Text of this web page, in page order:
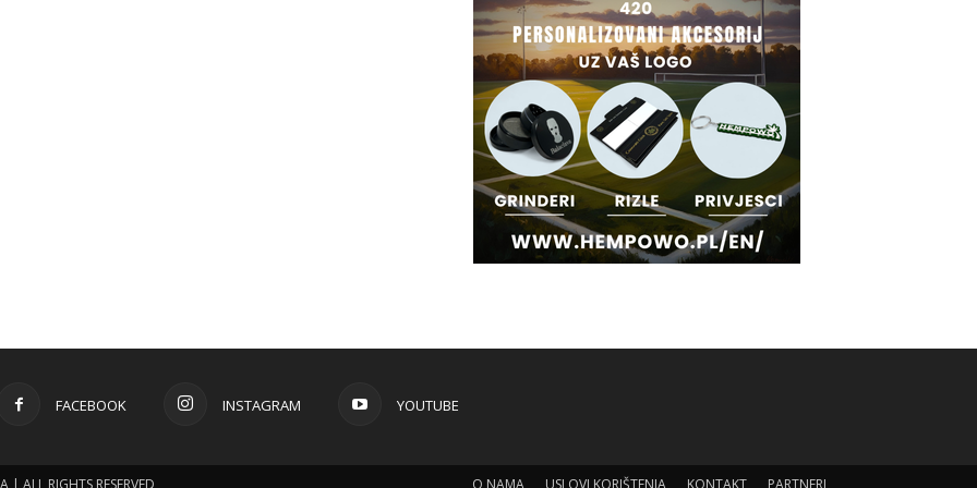
FACEBOOK INSTAGRAM YOUTUBE
O NAMA USLOVI KORIŠTENJA KONTAKT PARTNERI
ALL RIGHTS RESERVED